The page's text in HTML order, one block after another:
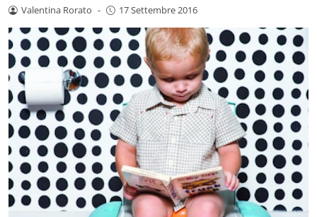
Valentina Rorato - 17 Settembre 2016